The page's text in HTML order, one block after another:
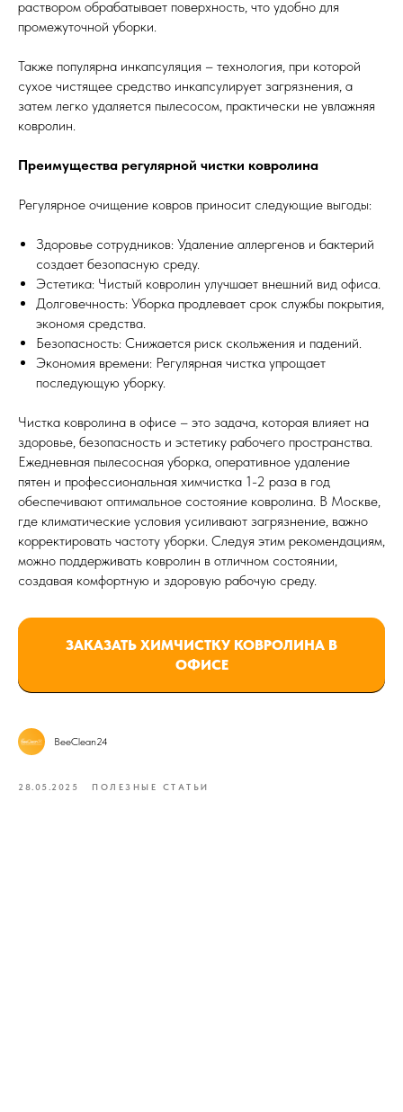
раствором обрабатывает поверхность, что удобно для
промежуточной уборки.
Также популярна инкапсуляция – технология, при которой
сухое чистящее средство инкапсулирует загрязнения, а
затем легко удаляется пылесосом, практически не увлажняя
ковролин.
Преимущества регулярной чистки ковролина
Регулярное очищение ковров приносит следующие выгоды:
Здоровье сотрудников: Удаление аллергенов и бактерий
создает безопасную среду.
Эстетика: Чистый ковролин улучшает внешний вид офиса.
Долговечность: Уборка продлевает срок службы покрытия,
экономя средства.
Безопасность: Снижается риск скольжения и падений.
Экономия времени: Регулярная чистка упрощает
последующую уборку.
Чистка ковролина в офисе – это задача, которая влияет на
здоровье, безопасность и эстетику рабочего пространства.
Ежедневная пылесосная уборка, оперативное удаление
пятен и профессиональная химчистка 1-2 раза в год
обеспечивают оптимальное состояние ковролина. В Москве,
где климатические условия усиливают загрязнение, важно
корректировать частоту уборки. Следуя этим рекомендациям,
можно поддерживать ковролин в отличном состоянии,
создавая комфортную и здоровую рабочую среду.
ЗАКАЗАТЬ ХИМЧИСТКУ КОВРОЛИНА В
ОФИСЕ
BeeClean24
28.05.2025 ПОЛЕЗНЫЕ СТАТЬИ